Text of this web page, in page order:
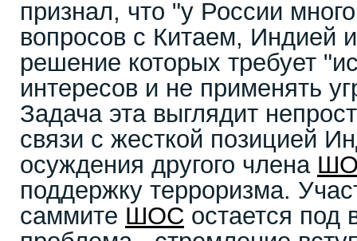
признал, что "у России
вопросов с Китаем, Индией
решение которых требует
интересов и не применять
Задача эта выглядит
связи с жесткой позицией
осуждения другого члена
поддержку терроризма.
саммите ШОС остается